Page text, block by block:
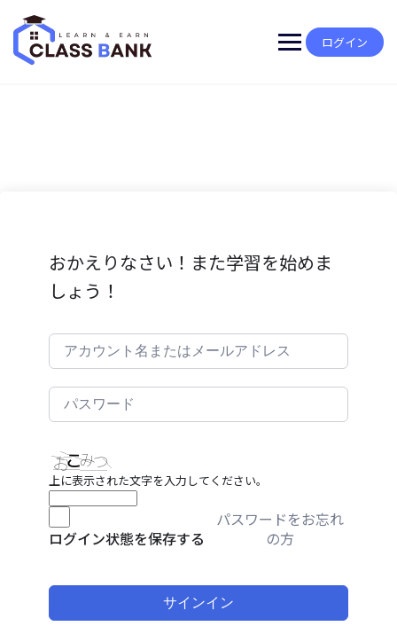
content
ログイン
おかえりなさい！また学習を始めま
しょう！
上に表示された文字を入力してください。
ログイン状態を保存する
パスワードをお忘れ
の方
サインイン